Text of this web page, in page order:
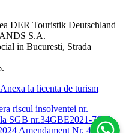
DER Touristik Deutschland
S.A.
in Bucuresti, Strada
Anexa la licenta de turism
riscul insolventei nr.
SGB nr.34GBE2021-7616
Amendament Nr. 4 -